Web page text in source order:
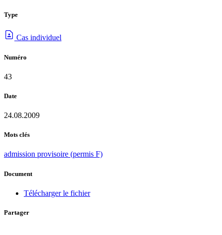
Type
Cas individuel
Numéro
43
Date
24.08.2009
Mots clés
admission provisoire (permis F)
Document
Télécharger le fichier
Partager